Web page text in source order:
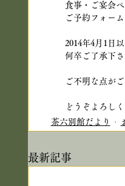
食事・ご宴会
ご予約フォー
2014年4月1日
何卒ご了承下さ
ご不明な点が
どうぞよろし
茶六別館だより
最新記事